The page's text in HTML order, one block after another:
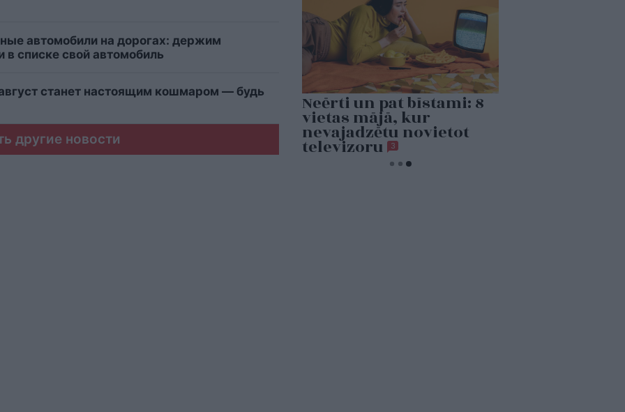
автомобили на дорогах: держим
списке свой автомобиль
станет настоящим кошмаром — будь
другие новости